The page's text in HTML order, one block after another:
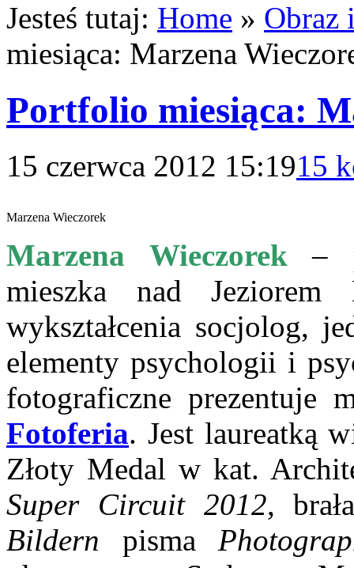
Jesteś tutaj: Home » Obraz
miesiąca: Marzena
Portfolio miesiąca:
15 czerwca 2012 15:1915
Marzena Wieczorek
Marzena Wieczorek–
mieszka nad
wykształcenia socjolog,
elementy psychologii i
fotograficzne
Fotoferia. Jest laureatką
Złoty Medal w kat.
Super Circuit 2012,
Bildern pisma